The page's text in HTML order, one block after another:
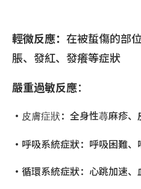
輕微反應： 在被蜇傷的部
脹、發紅、發癢等症狀
嚴重過敏反應：
• 皮膚症狀 ：全身性蕁麻疹
•呼吸系統症狀：呼吸困難
•循環系統症狀：心跳加速、